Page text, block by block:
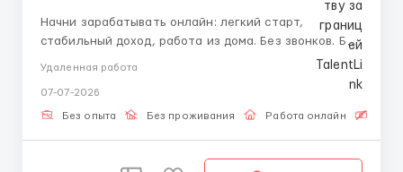
Начни зарабатывать онлайн: легкий старт,
стабильный доход, работа из дома. Без звонков. Без
выплаты. Для начала работы нужен только
компьютер или ноутбук и надежный интернет. 🔥
Удаленная работа
07-07-2026
Без опыта Без проживания Работа онлайн